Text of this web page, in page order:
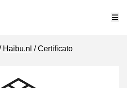
Haibu.nl Certificato